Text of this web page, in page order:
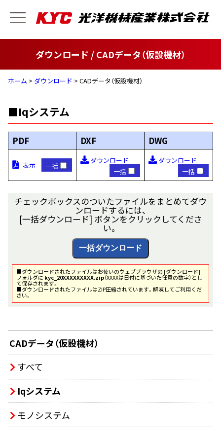
ダウンロード / CADデータ（仮設機材）
ホーム > ダウンロード > CADデータ（仮設機材）
■Iqシステム
PDF DXF DWG
表示 一括
ダウンロード
一括
ダウンロード
一括
チェックボックスのついたファイルをまとめてダウ
ンロードするには、
[一括ダウンロード] ボタンをクリックしてくださ
い。
■ダウンロードされたファイルはお使いのウェブブラウザの [ダウンロード]
フォルダに kyc_20XXXXXXXXX.zip（XXXXは日付に基づいた任意の数字）とし
て保存されます。
■ダウンロードされたファイルはZIP圧縮されています。解凍してご利用くだ
さい。
CADデータ（仮設機材）
すべて
Iqシステム
モノシステム